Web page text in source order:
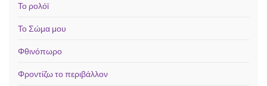
Το ρολόϊ
Το Σώμα μου
Φθινόπωρο
Φροντίζω το περιβάλλον